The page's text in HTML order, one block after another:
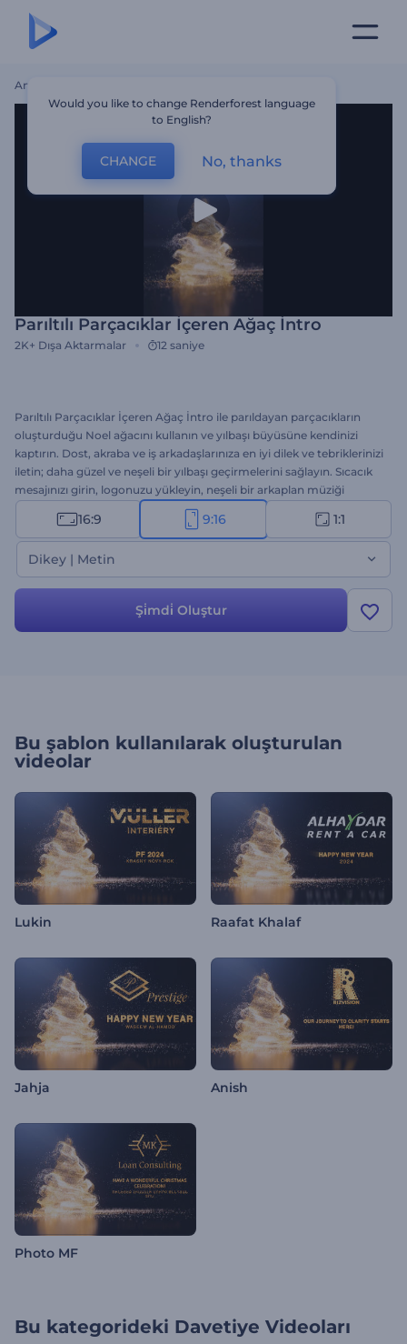
Ana Sayfa
Parıltılı Parçacıklar İçeren Ağaç İntro
2K+ Dışa Aktarmalar 12 saniye
Parıltılı Parçacıklar İçeren Ağaç İntro ile parıldayan parçacıkların
oluşturduğu Noel ağacını kullanın ve yılbaşı büyüsüne kendinizi
kaptırın. Dost, akraba ve iş arkadaşlarınıza en iyi dilek ve tebriklerinizi
iletin; daha güzel ve neşeli bir yılbaşı geçirmelerini sağlayın. Sıcacık
mesajınızı girin, logonuzu yükleyin, neşeli bir arkaplan müziği
ekleyin ve benzersiz bir yeni yıl mesajı oluşturun. Yılbaşı introları,
tebrik videoları, Noel partisi davetiyeleri ve diğer birçok proje için
mükemmel bir seçenek. Hemen şimdi deneyin!
16:9 9:16 1:1
Dikey | Metin
Şi̇mdi̇ Oluştur
Bu şablon kullanılarak oluşturulan
videolar
Lukin Raafat Khalaf
Jahja Anish
Photo MF
Bu kategorideki Davetiye Videoları
Would you like to change Renderforest language
to English?
CHANGE No, thanks